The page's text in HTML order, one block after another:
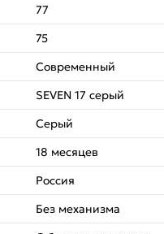
77
75
Современный
SEVEN 17 серый
Серый
18 месяцев
Россия
Без механизма